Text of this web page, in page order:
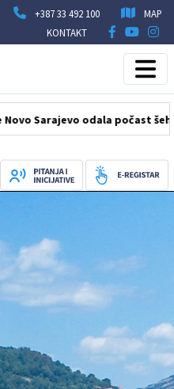
+387 33 492 100
MAP
KONTAKT
odala počast šehidima i